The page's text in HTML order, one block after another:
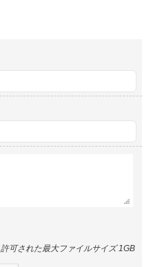
許可された最大ファイルサイズ 1GB